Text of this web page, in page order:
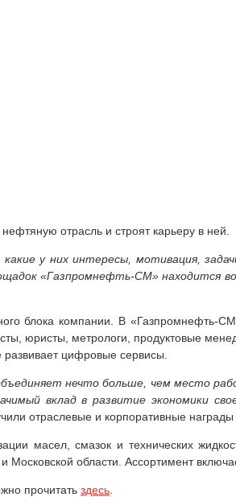
отрасль и строят карьеру в ней.
у них интересы, мотивация,
«Газпромнефть-СМ» находится
блока компании. В
юристы, метрологи, продуктовые
цифровые сервисы.
нечто больше, чем место
вклад в развитие экономики
отраслевые и корпоративные награды
масел, смазок и технических
области. Ассортимент
прочитать здесь